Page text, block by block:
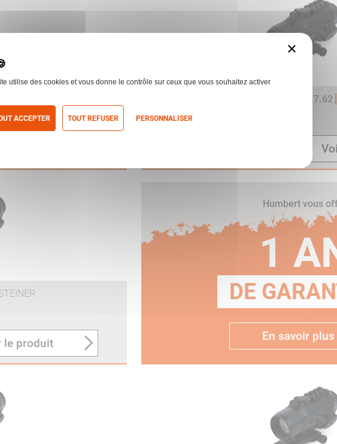
VISEUR TACTICAL T432 4X32 CAL.7.62
le produit
Humbert vous
1
DE
En savoir plus
×
utilise des cookies et vous donne le contrôle sur ceux que vous souhaitez activer
ACCEPTER TOUT REFUSER PERSONNALISER